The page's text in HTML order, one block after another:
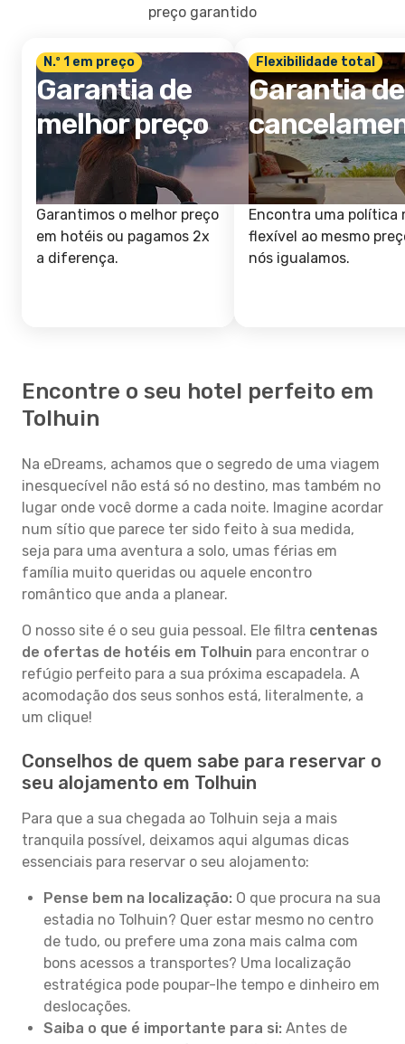
preço garantido
N.º 1 em preço
Garantia de
melhor preço
Garantimos o melhor preço
em hotéis ou pagamos 2x
a diferença.
Flexibilidade total
Garantia de
Encontra uma política
flexível ao mesmo
nós igualamos.
Encontre o seu hotel perfeito em
Tolhuin
Na eDreams, achamos que o segredo de uma viagem
inesquecível não está só no destino, mas também no
lugar onde você dorme a cada noite. Imagine acordar
num sítio que parece ter sido feito à sua medida,
seja para uma aventura a solo, umas férias em
família muito queridas ou aquele encontro
romântico que anda a planear.
O nosso site é o seu guia pessoal. Ele filtra centenas
de ofertas de hotéis em Tolhuin para encontrar o
refúgio perfeito para a sua próxima escapadela. A
acomodação dos seus sonhos está, literalmente, a
um clique!
Conselhos de quem sabe para reservar o
seu alojamento em Tolhuin
Para que a sua chegada ao Tolhuin seja a mais
tranquila possível, deixamos aqui algumas dicas
essenciais para reservar o seu alojamento:
Pense bem na localização: O que procura na sua
estadia no Tolhuin? Quer estar mesmo no centro
de tudo, ou prefere uma zona mais calma com
bons acessos a transportes? Uma localização
estratégica pode poupar-lhe tempo e dinheiro em
deslocações.
Saiba o que é importante para si: Antes de